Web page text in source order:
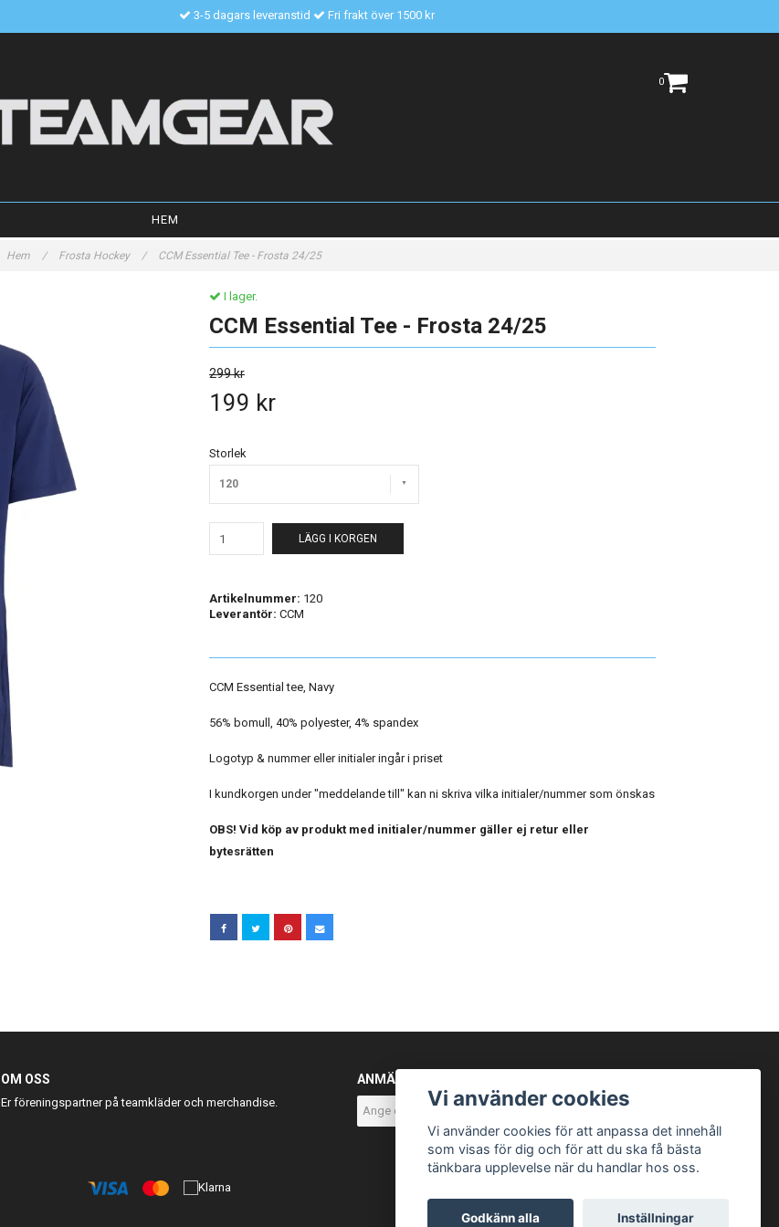
3-5 dagars leveranstid Fri frakt över 1500 kr
0
HEM
Hem / Frosta Hockey / CCM Essential Tee - Frosta 24/25
I lager.
CCM Essential Tee - Frosta 24/25
299 kr
199 kr
Storlek
120
LÄGG I KORGEN
Artikelnummer: 120
Leverantör: CCM
CCM Essential tee, Navy
56% bomull, 40% polyester, 4% spandex
Logotyp & nummer eller initialer ingår i priset
I kundkorgen under "meddelande till" kan ni skriva vilka initialer/nummer som önskas
OBS! Vid köp av produkt med initialer/nummer gäller ej retur eller
bytesrätten
OM OSS
Er föreningspartner på teamkläder och merchandise.
ANMÄL DIG TILL VÅRT NYHETSBREV
Prenumerera
Vi använder cookies
Vi använder cookies för att anpassa det innehåll
som visas för dig och för att du ska få bästa
tänkbara upplevelse när du handlar hos oss.
Godkänn alla Inställningar